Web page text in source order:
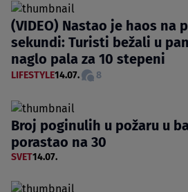
(VIDEO) Nastao je haos na
sekundi: Turisti bežali u
naglo pala za 10 stepeni
LIFESTYLE14.07. 8
Broj poginulih u požaru u
porastao na 30
SVET14.07.